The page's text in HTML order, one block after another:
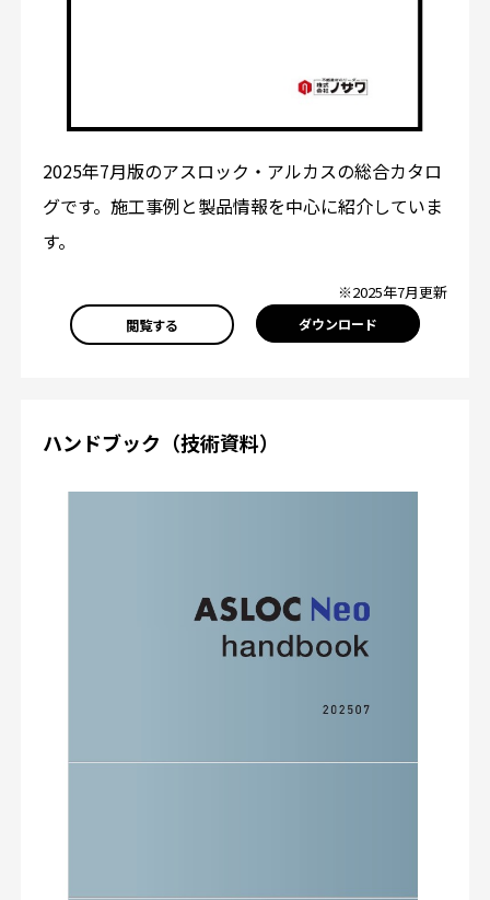
2025年7月版のアスロック・アルカスの総合カタロ
グです。施工事例と製品情報を中心に紹介していま
す。
※2025年7月更新
閲覧する ダウンロード
ハンドブック（技術資料）